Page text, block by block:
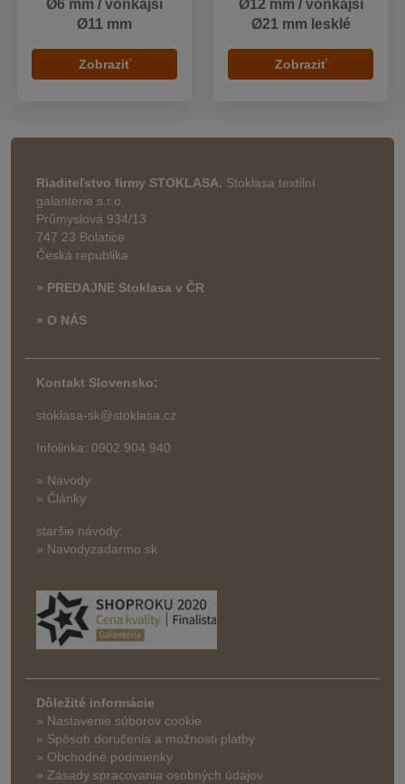
Ø6 mm / vonkajší
Ø11 mm
Zobraziť
Ø12 mm / vonkajší
Ø21 mm lesklé
Zobraziť
Riaditeľstvo firmy STOKLASA. Stoklasa textilní
galanterie s.r.o.
Průmyslová 934/13
747 23 Bolatice
Česká republika
» PREDAJNE Stoklasa v ČR
» O NÁS
Kontakt Slovensko:
stoklasa-sk@stoklasa.cz
Infolinka: 0902 904 940
» Návody
» Články
staršie návody:
» Navodyzadarmo.sk
Dôležité informácie
» Nastavenie súborov cookie
» Spôsob doručenia a možnosti platby
» Obchodné podmienky
» Zásady spracovania osobných údajov